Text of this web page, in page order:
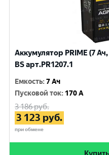
Аккумулятор PRIME (7
BS арт.PR1207.1
Емкость:7 Ач
Пусковой ток: 170 A
3 186руб.
3 123 руб.
при обмене